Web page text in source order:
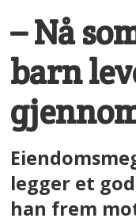
– Nå
barn
legger et
han frem